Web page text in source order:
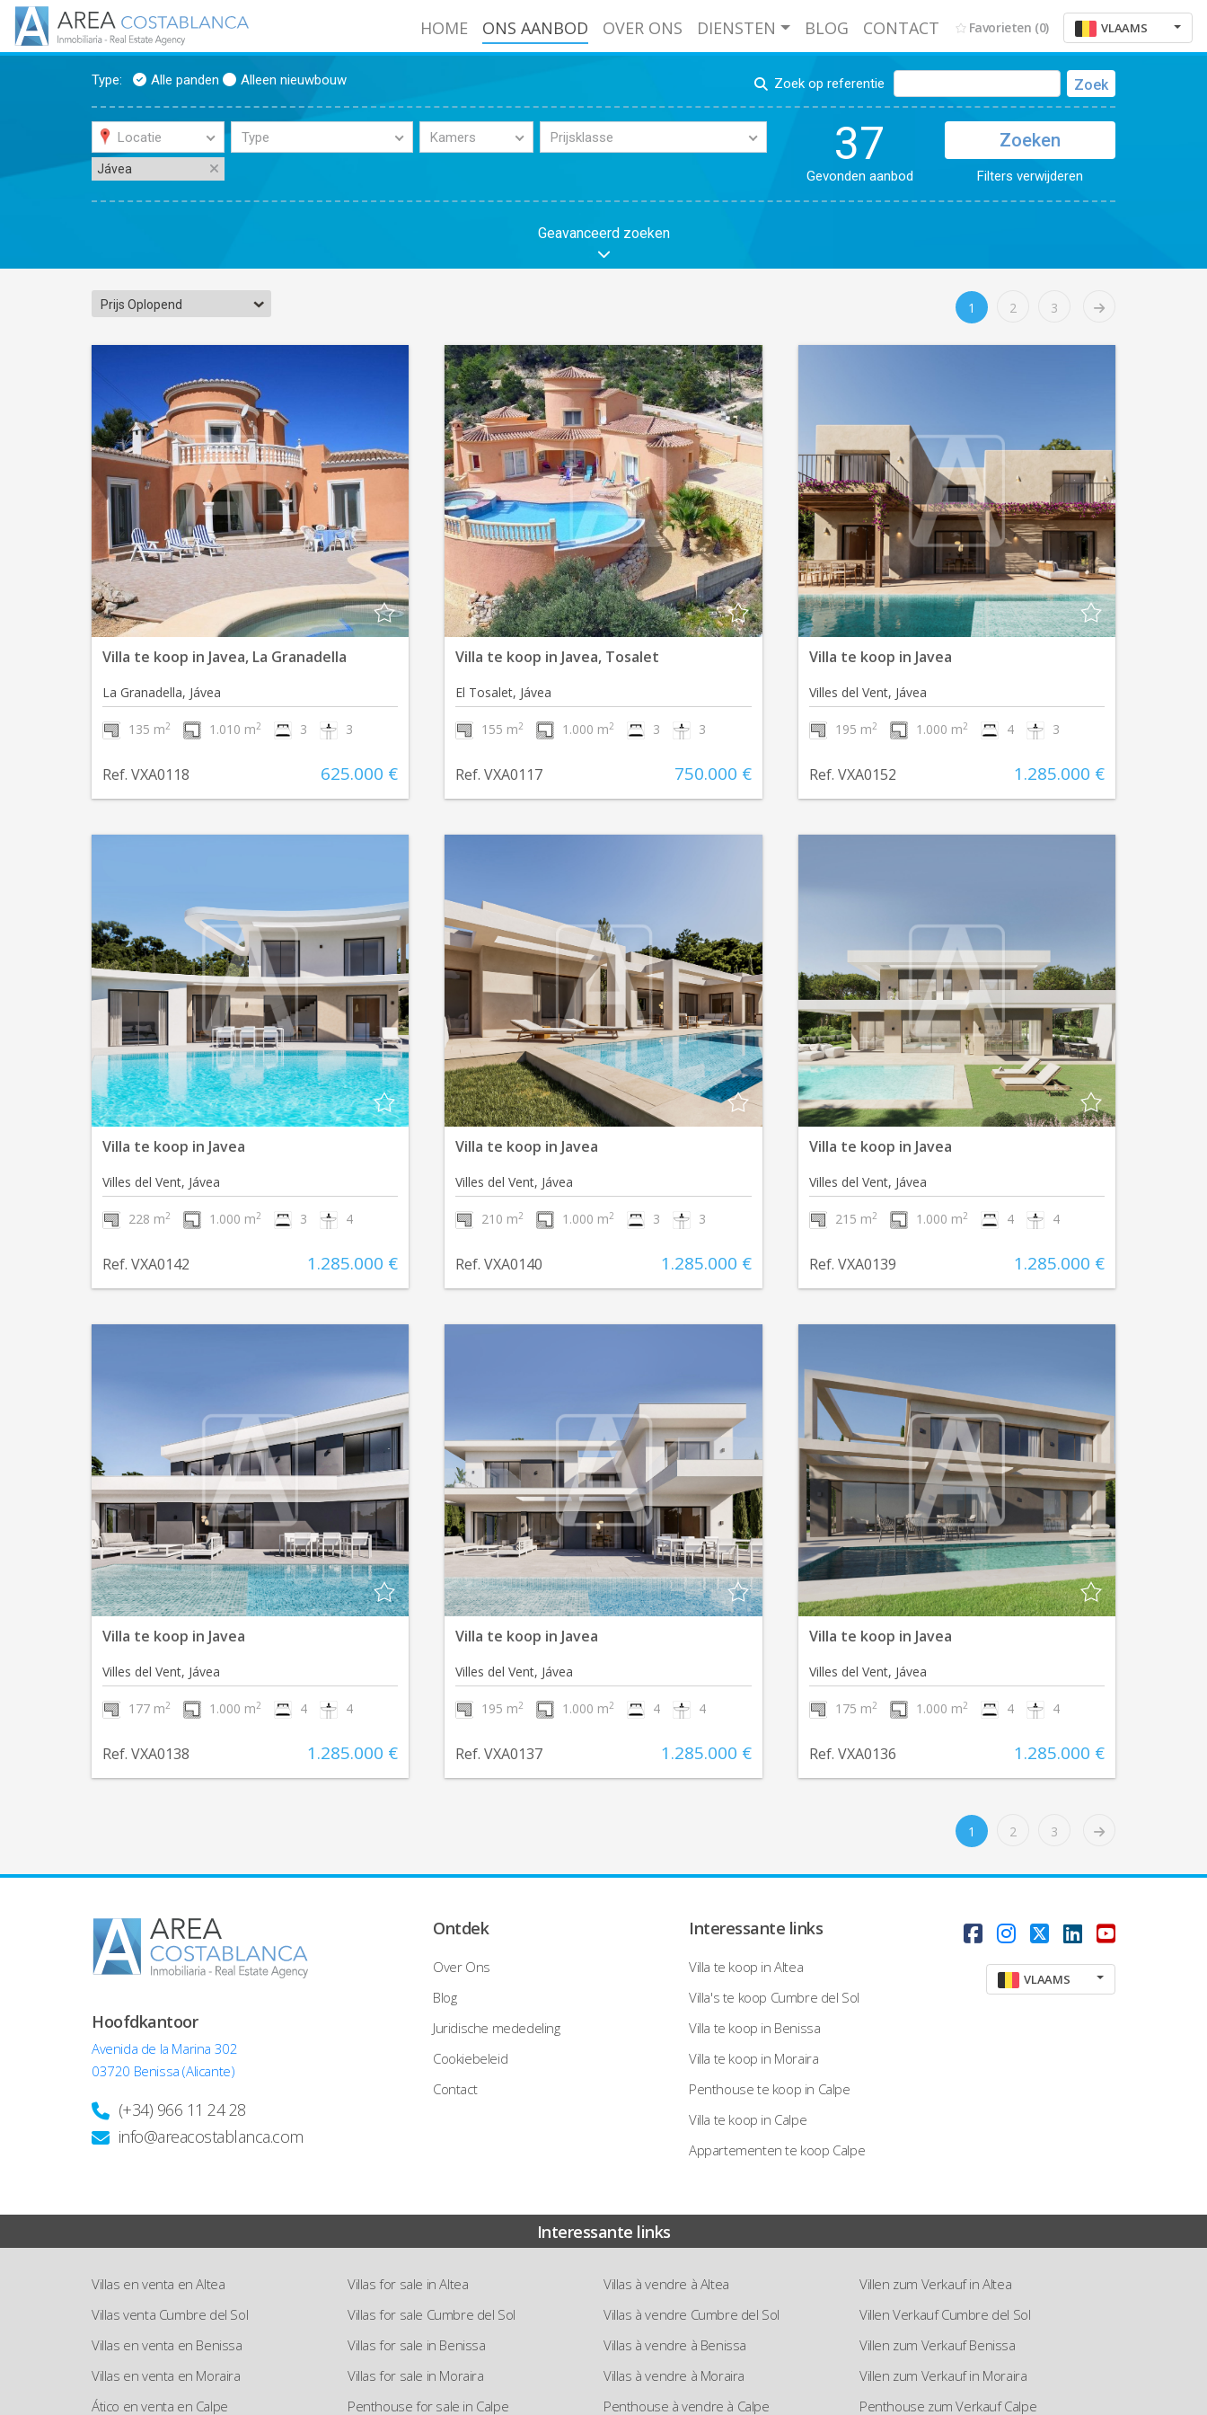
HOME ONS AANBOD OVER ONS DIENSTEN BLOG CONTACT Favorieten (0) VLAAMS
Type: Alle panden Alleen nieuwbouw Zoek op referentie Zoek
Locatie
Jávea
Type Kamers Prijsklasse 37
Gevonden aanbod
Zoeken
Filters verwijderen
Geavanceerd zoeken
Prijs Oplopend 1 2 3
Villa te koop in Javea, La Granadella
La Granadella, Jávea
135 m2 1.010 m2 3 3
Ref. VXA0118 625.000 €
Villa te koop in Javea, Tosalet
El Tosalet, Jávea
155 m2 1.000 m2 3 3
Ref. VXA0117 750.000 €
Villa te koop in Javea
Villes del Vent, Jávea
195 m2 1.000 m2 4 3
Ref. VXA0152 1.285.000 €
Villa te koop in Javea
Villes del Vent, Jávea
228 m2 1.000 m2 3 4
Ref. VXA0142 1.285.000 €
Villa te koop in Javea
Villes del Vent, Jávea
210 m2 1.000 m2 3 3
Ref. VXA0140 1.285.000 €
Villa te koop in Javea
Villes del Vent, Jávea
215 m2 1.000 m2 4 4
Ref. VXA0139 1.285.000 €
Villa te koop in Javea
Villes del Vent, Jávea
177 m2 1.000 m2 4 4
Ref. VXA0138 1.285.000 €
Villa te koop in Javea
Villes del Vent, Jávea
195 m2 1.000 m2 4 4
Ref. VXA0137 1.285.000 €
Villa te koop in Javea
Villes del Vent, Jávea
175 m2 1.000 m2 4 4
Ref. VXA0136 1.285.000 €
1 2 3
Hoofdkantoor
Avenida de la Marina 302
03720 Benissa (Alicante)
(+34) 966 11 24 28
info@areacostablanca.com
Ontdek
Over Ons
Blog
Juridische mededeling
Cookiebeleid
Contact
Interessante links
Villa te koop in Altea
Villa's te koop Cumbre del Sol
Villa te koop in Benissa
Villa te koop in Moraira
Penthouse te koop in Calpe
Villa te koop in Calpe
Appartementen te koop Calpe
VLAAMS
Interessante links
Villas en venta en Altea
Villas venta Cumbre del Sol
Villas en venta en Benissa
Villas en venta en Moraira
Ático en venta en Calpe
Villas for sale in Altea
Villas for sale Cumbre del Sol
Villas for sale in Benissa
Villas for sale in Moraira
Penthouse for sale in Calpe
Villas à vendre à Altea
Villas à vendre Cumbre del Sol
Villas à vendre à Benissa
Villas à vendre à Moraira
Penthouse à vendre à Calpe
Villen zum Verkauf in Altea
Villen Verkauf Cumbre del Sol
Villen zum Verkauf Benissa
Villen zum Verkauf in Moraira
Penthouse zum Verkauf Calpe